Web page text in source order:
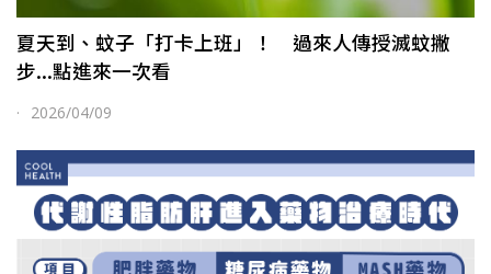
夏天到、蚊子「打卡上班」！ 過來人傳授滅蚊撇
步...點進來一次看
· 2026/04/09